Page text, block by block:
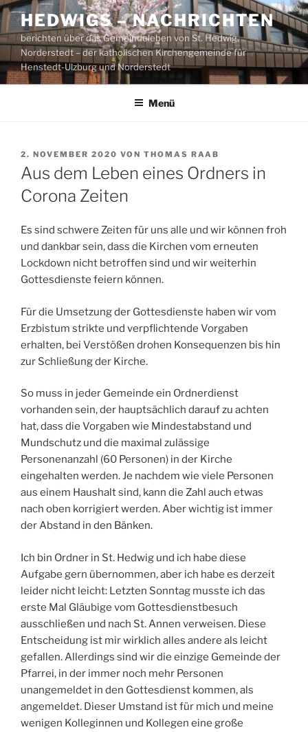
Zum
Inhalt
springen
HEDWIGS – NACHRICHTEN
berichten über das Gemeindeleben von St. Hedwig,
Norderstedt – der katholischen Kirchengemeinde für
Henstedt-Ulzburg und Norderstedt
Menü
VERÖFFENTLICHT
AM
2. NOVEMBER 2020 VON THOMAS RAAB
Aus dem Leben eines Ordners in
Corona Zeiten
Es sind schwere Zeiten für uns alle und wir können froh
und dankbar sein, dass die Kirchen vom erneuten
Lockdown nicht betroffen sind und wir weiterhin
Gottesdienste feiern können.
Für die Umsetzung der Gottesdienste haben wir vom
Erzbistum strikte und verpflichtende Vorgaben
erhalten, bei Verstößen drohen Konsequenzen bis hin
zur Schließung der Kirche.
So muss in jeder Gemeinde ein Ordnerdienst
vorhanden sein, der hauptsächlich darauf zu achten
hat, dass die Vorgaben wie Mindestabstand und
Mundschutz und die maximal zulässige
Personenanzahl (60 Personen) in der Kirche
eingehalten werden. Je nachdem wie viele Personen
aus einem Haushalt sind, kann die Zahl auch etwas
nach oben korrigiert werden. Aber wichtig ist immer
der Abstand in den Bänken.
Ich bin Ordner in St. Hedwig und ich habe diese
Aufgabe gern übernommen, aber ich habe es derzeit
leider nicht leicht: Letzten Sonntag musste ich das
erste Mal Gläubige vom Gottesdienstbesuch
ausschließen und nach St. Annen verweisen. Diese
Entscheidung ist mir wirklich alles andere als leicht
gefallen. Allerdings sind wir die einzige Gemeinde der
Pfarrei, in der immer noch mehr Personen
unangemeldet in den Gottesdienst kommen, als
angemeldet. Dieser Umstand ist für mich und meine
wenigen Kolleginnen und Kollegen eine große